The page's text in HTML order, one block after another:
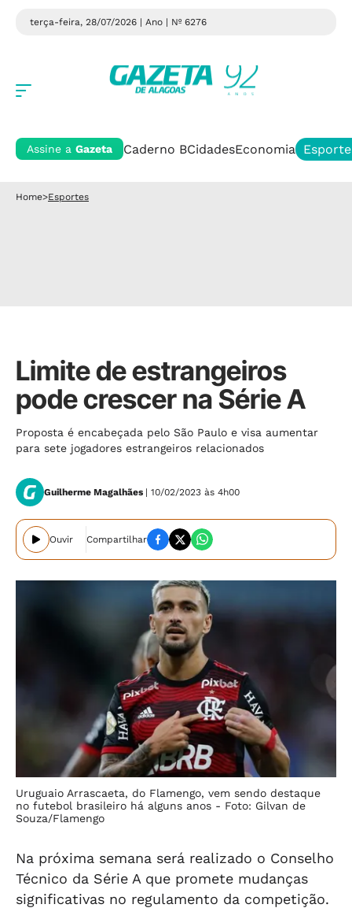
terça-feira, 28/07/2026 | Ano | Nº 6276
Assine a Gazeta Caderno BCidadesEconomia
Home>Esportes
Limite de estrangeiros
pode crescer na Série A
Proposta é encabeçada pelo São Paulo e visa aumentar
para sete jogadores estrangeiros relacionados
Guilherme Magalhães | 10/02/2023 às 4h00
Ouvir Compartilhar
Uruguaio Arrascaeta, do Flamengo, vem sendo destaque
no futebol brasileiro há alguns anos - Foto: Gilvan de
Souza/Flamengo
Na próxima semana será realizado o Conselho
Técnico da Série A que promete mudanças
significativas no regulamento da competição.